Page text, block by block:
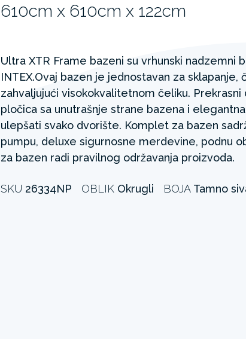
610cm x 610cm x 122cm
Ultra XTR Frame bazeni su vrhunski nadzemni
INTEX.Ovaj bazen je jednostavan za sklapanje,
zahvaljujući visokokvalitetnom čeliku. Prekrasni
pločica sa unutrašnje strane bazena i
ulepšati svako dvorište. Komplet za bazen
pumpu, deluxe sigurnosne merdevine, podnu
za bazen radi pravilnog održavanja proizvoda.
SKU 26334NP OBLIK Okrugli BOJA Tamno